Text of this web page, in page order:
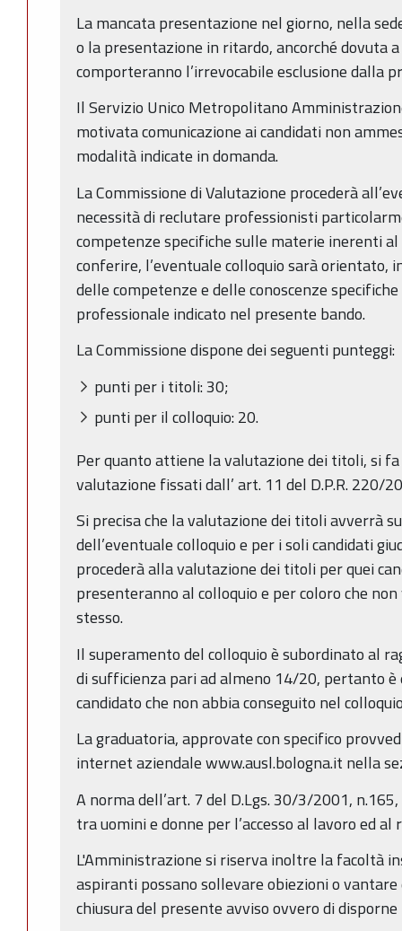
La mancata presentazione nel giorno, nella
o la presentazione in ritardo, ancorché dovuta
comporteranno l’irrevocabile esclusione dalla
Il Servizio Unico Metropolitano
motivata comunicazione ai candidati non
modalità indicate in domanda.
La Commissione di Valutazione procederà
necessità di reclutare professionisti
competenze specifiche sulle materie inerenti
conferire, l’eventuale colloquio sarà orientato,
delle competenze e delle conoscenze
professionale indicato nel presente bando.
La Commissione dispone dei seguenti punteggi:
punti per i titoli: 30;
punti per il colloquio: 20.
Per quanto attiene la valutazione dei titoli, si
valutazione fissati dall’ art. 11 del D.P.R. 220/
Si precisa che la valutazione dei titoli avverrà
dell’eventuale colloquio e per i soli candidati
procederà alla valutazione dei titoli per quei
presenteranno al colloquio e per coloro che
stesso.
Il superamento del colloquio è subordinato al
di sufficienza pari ad almeno 14/20, pertanto è
candidato che non abbia conseguito nel
La graduatoria, approvate con specifico
internet aziendale www.ausl.bologna.it nella
A norma dell’art. 7 del D.Lgs. 30/3/2001,
tra uomini e donne per l’accesso al lavoro ed
L'Amministrazione si riserva inoltre la facoltà
aspiranti possano sollevare obiezioni o
chiusura del presente avviso ovvero di disporne